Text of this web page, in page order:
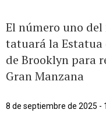
El número uno
tatuará la Estatua
de Brooklyn para
Gran Manzana
8 de septiembre de 2025 -